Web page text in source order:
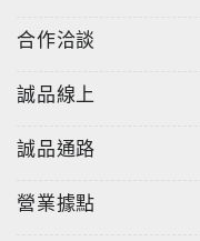
合作洽談
誠品線上
誠品通路
營業據點